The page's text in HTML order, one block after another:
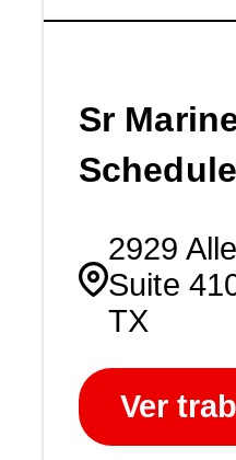
Sr
2929
Suite
TX
Ver